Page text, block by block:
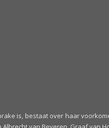
is, bestaat over haar